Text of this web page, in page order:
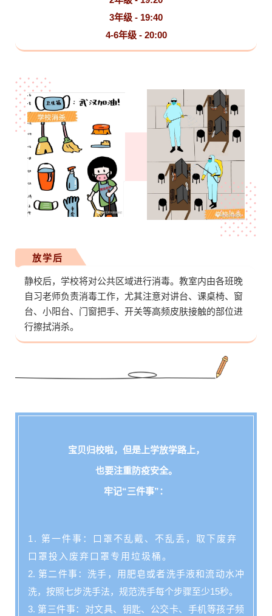
3年级 - 19:40
4-6年级 - 20:00
放学后
静校后，学校将对公共区域进行消毒。教室内由各班晚
自习老师负责消毒工作，尤其注意对讲台、课桌椅、窗
台、小阳台、门窗把手、开关等高频皮肤接触的部位进
行擦拭消杀。
宝贝归校啦，但是上学放学路上，
也要注重防疫安全。
牢记“三件事”：
1. 第一件事：口罩不乱戴、不乱丢，取下废弃
口罩投入废弃口罩专用垃圾桶。
2. 第二件事：洗手，用肥皂或者洗手液和流动水冲
洗，按照七步洗手法，规范洗手每个步骤至少15秒。
3. 第三件事：对文具、钥匙、公交卡、手机等孩子频